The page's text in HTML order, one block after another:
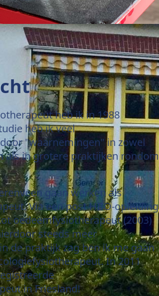
heb ik in 1988
heb ik veel
"waarnemingen" in zowel
als in grotere praktijken rondom
gaan werken als
Via een post HBO-opleiding
oedeemfysiotherapeut (2003)
steeds meer
de praktijk zag ben ik me gaan
In 2011
in Friesland!